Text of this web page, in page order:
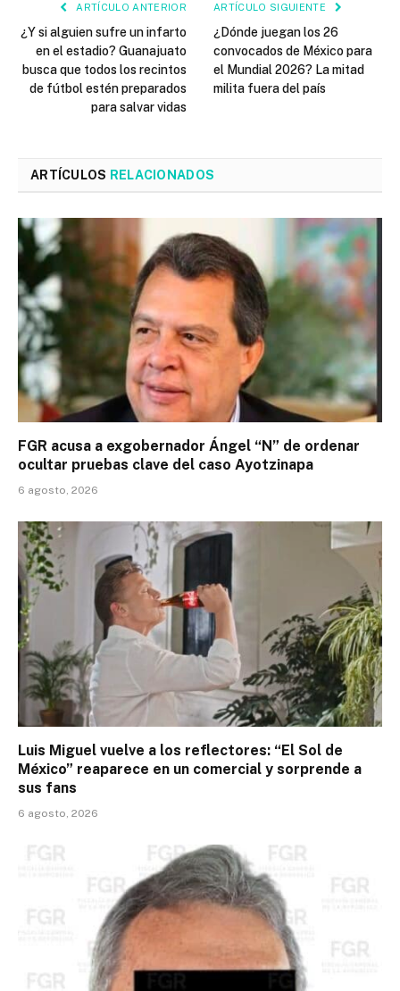
ARTÍCULO ANTERIOR
¿Y si alguien sufre un infarto
en el estadio? Guanajuato
busca que todos los recintos
de fútbol estén preparados
para salvar vidas
ARTÍCULO SIGUIENTE
¿Dónde juegan los 26
convocados de México para
el Mundial 2026? La mitad
milita fuera del país
ARTÍCULOS RELACIONADOS
FGR acusa a exgobernador Ángel “N” de ordenar
ocultar pruebas clave del caso Ayotzinapa
6 agosto, 2026
Luis Miguel vuelve a los reflectores: “El Sol de
México” reaparece en un comercial y sorprende a
sus fans
6 agosto, 2026